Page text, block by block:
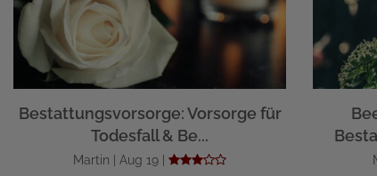
Bestattungsvorsorge: Vorsorge für
Todesfall & Be...
Martin | Aug 19 |